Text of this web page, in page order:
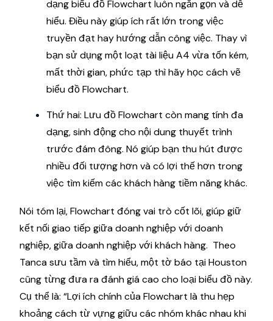
dạng biểu đồ Flowchart luôn ngắn gọn và dễ
hiểu. Điều này giúp ích rất lớn trong việc
truyền đạt hay hướng dẫn công việc. Thay vì
bạn sử dụng một loạt tài liệu A4 vừa tốn kém,
mất thời gian, phức tạp thì hãy học cách vẽ
biểu đồ Flowchart.
Thứ hai: Lưu đồ Flowchart còn mang tính đa
dạng, sinh động cho nội dung thuyết trình
trước đám đông. Nó giúp bạn thu hút được
nhiều đối tượng hơn và có lợi thế hơn trong
việc tìm kiếm các khách hàng tiềm năng khác.
Nói tóm lại, Flowchart đóng vai trò cốt lõi, giúp giữ
kết nối giao tiếp giữa doanh nghiệp với doanh
nghiệp, giữa doanh nghiệp với khách hàng. Theo
Tanca sưu tầm và tìm hiểu, một tờ báo tại Houston
cũng từng đưa ra đánh giá cao cho loại biểu đồ này.
Cụ thể là: “Lợi ích chính của Flowchart là thu hẹp
khoảng cách từ vựng giữu các nhóm khác nhau khi